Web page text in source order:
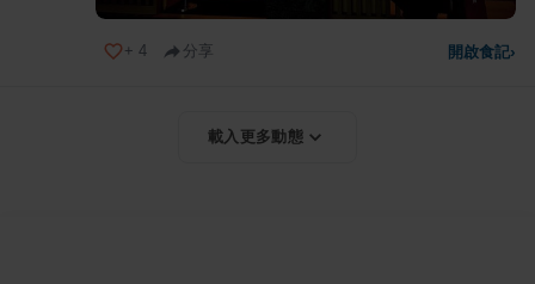
+ 4 分享 開啟食記›
載入更多動態